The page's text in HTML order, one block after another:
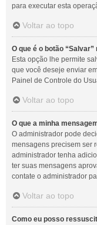
para executar esta
Voltar ao topo
O que é o botão
Esta opção lhe permite
que você deseje enviar
Painel de Controle do
Voltar ao topo
O que a minha
O administrador pode
mensagens precisem ser
administrador tenha
ter suas mensagens
contate o administrador
Voltar ao topo
Como eu posso